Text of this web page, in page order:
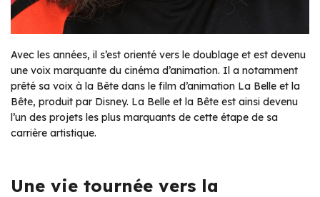
Avec les années, il s’est orienté vers le doublage et est devenu
une voix marquante du cinéma d’animation. Il a notamment
prêté sa voix à la Bête dans le film d’animation La Belle et la
Bête, produit par Disney. La Belle et la Bête est ainsi devenu
l’un des projets les plus marquants de cette étape de sa
carrière artistique.
Une vie tournée vers la